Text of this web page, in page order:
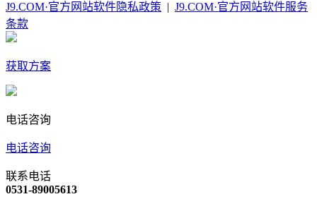
J9.COM·官方网站软件隐私政策
J9.COM·官方网站软件服务
条款
获取方案
电话咨询
电话咨询
联系电话
0531-89005613